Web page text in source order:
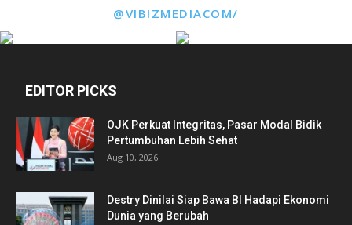
@VIBIZMEDIACOM/
EDITOR PICKS
OJK Perkuat Integritas, Pasar Modal Bidik
Pertumbuhan Lebih Sehat
Aug 10, 2026
Destry Dinilai Siap Bawa BI Hadapi Ekonomi
Dunia yang Berubah